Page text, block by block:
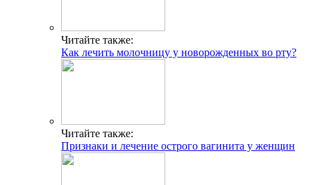
Читайте также:
Как лечить молочницу у новорожденных во рту?
Читайте также:
Признаки и лечение острого вагинита у женщин